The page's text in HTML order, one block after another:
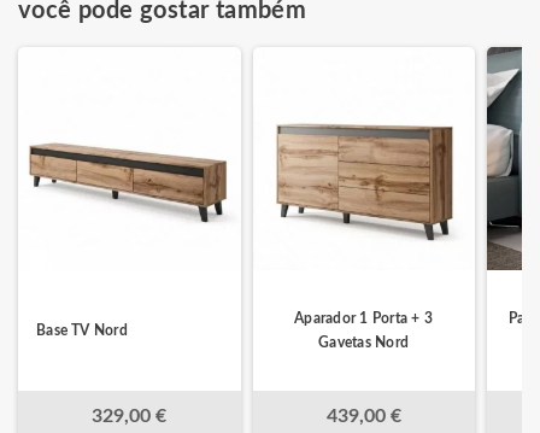
você pode gostar também
Base TV Nord
329,00 €
Aparador 1 Porta + 3
Gavetas Nord
439,00 €